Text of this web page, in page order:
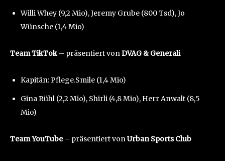
Willi Whey (9,2 Mio), Jeremy Grube (800 Tsd), Jo
Wünsche (1,4 Mio)
Team TikTok– präsentiert vonDVAG & Generali
Kapitän: Pflege.Smile (1,4 Mio)
Gina Rühl (2,2 Mio), Shirli (4,8 Mio), Herr Anwalt (8,5
Mio)
Team YouTube– präsentiert vonUrban Sports Club